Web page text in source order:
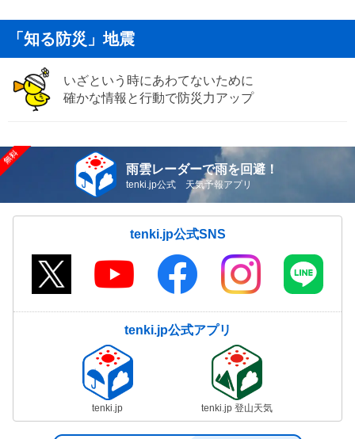
「知る防災」地震
いざという時にあわてないために
確かな情報と行動で防災力アップ
雨雲レーダーで雨を回避！
tenki.jp公式 天気予報アプリ
tenki.jp公式SNS
tenki.jp公式アプリ
tenki.jp tenki.jp 登山天気